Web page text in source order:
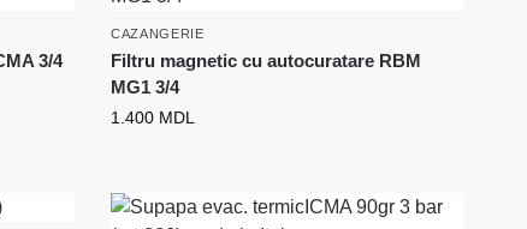
3/4
CAZANGERIE
Filtru magnetic cu autocuratare RBM
MG1 3/4
1.400 MDL